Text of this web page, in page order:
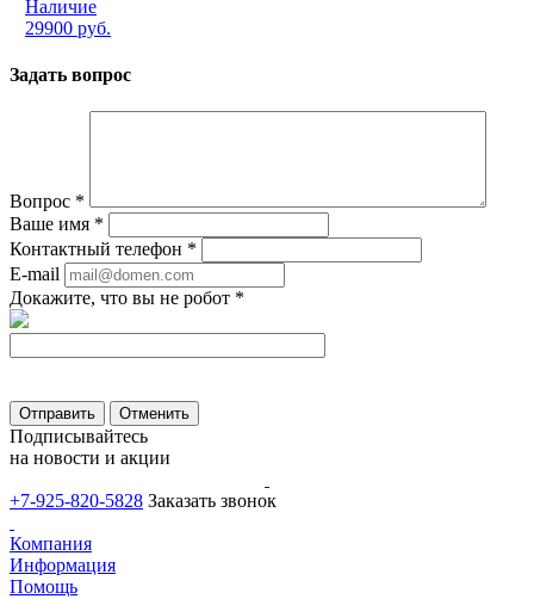
Наличие
29900 руб.
Задать вопрос
Вопрос *
Ваше имя *
Контактный телефон *
E-mail
Докажите, что вы не робот *
Отправить Отменить
Подписывайтесь
на новости и акции
+7-925-820-5828 Заказать звонок
Компания
Информация
Помощь